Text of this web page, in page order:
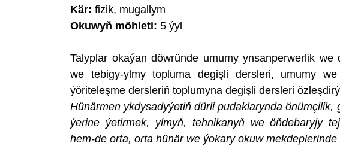
Kär: fizik, mugallym
Okuwyň möhleti: 5 ýyl
Talyplar okaýan döwründe umumy ynsanperwerlik
we tebigy-ylmy topluma degişli dersleri, umumy
ýöriteleşme dersleriň toplumyna degişli dersleri
Hünärmen ykdysadyýetiň dürli pudaklarynda
ýerine ýetirmek, ylmyň, tehnikanyň we öňdebaryjy
hem-de orta, orta hünär we ýokary okuw